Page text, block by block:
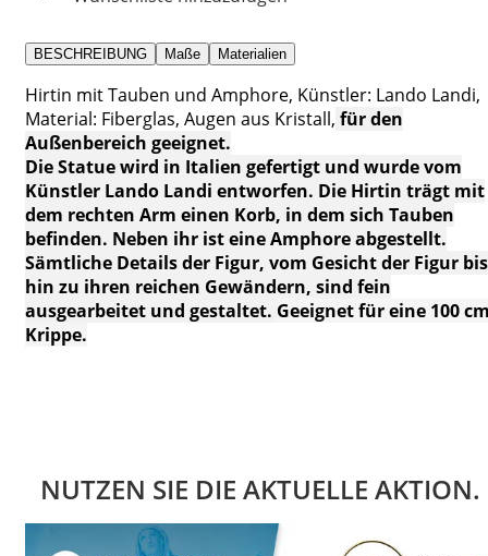
BESCHREIBUNG Maße Materialien
Hirtin mit Tauben und Amphore, Künstler: Lando Landi,
Material: Fiberglas, Augen aus Kristall, für den
Außenbereich geeignet.
Die Statue wird in Italien gefertigt und wurde vom
Künstler Lando Landi entworfen. Die Hirtin trägt mit
dem rechten Arm einen Korb, in dem sich Tauben
befinden. Neben ihr ist eine Amphore abgestellt.
Sämtliche Details der Figur, vom Gesicht der Figur bis
hin zu ihren reichen Gewändern, sind fein
ausgearbeitet und gestaltet. Geeignet für eine 100
Krippe.
NUTZEN SIE DIE AKTUELLE AKTION.